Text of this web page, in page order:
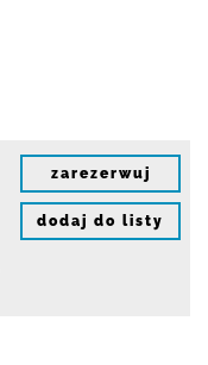
zarezerwuj
dodaj do listy